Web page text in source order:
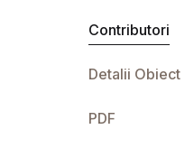
Contributori
Detalii Obiect
PDF